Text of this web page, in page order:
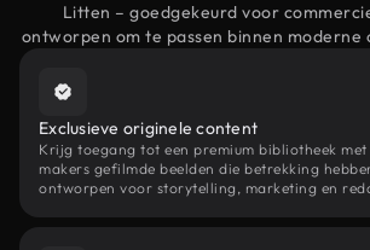
Litten – goedgekeurd voor
ontworpen om te passen binnen
Exclusieve originele content
Krijg toegang tot een premium bibliotheek
makers gefilmde beelden die betrekking
ontworpen voor storytelling, marketing en